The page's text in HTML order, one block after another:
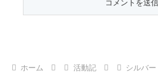
ホーム 活動記 シルバ